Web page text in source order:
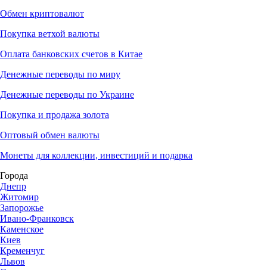
Обмен криптовалют
Покупка ветхой валюты
Оплата банковских счетов в Китае
Денежные переводы по миру
Денежные переводы по Украине
Покупка и продажа золота
Оптовый обмен валюты
Монеты для коллекции, инвестиций и подарка
Города
Днепр
Житомир
Запорожье
Ивано-Франковск
Каменское
Киев
Кременчуг
Львов